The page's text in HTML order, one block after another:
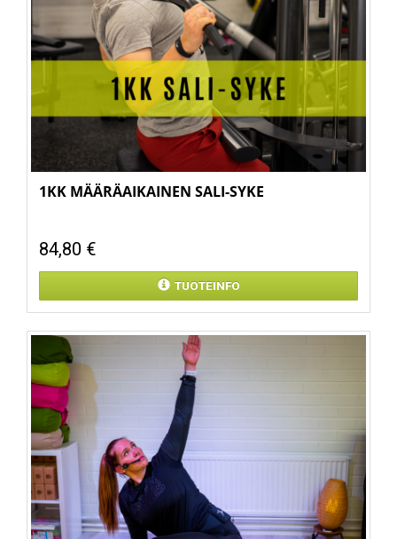
1KK MÄÄRÄAIKAINEN SALI-SYKE
84,80 €
TUOTEINFO